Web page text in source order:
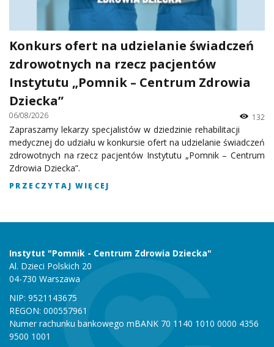
Konkurs ofert na udzielanie świadczeń
zdrowotnych na rzecz pacjentów
Instytutu „Pomnik – Centrum Zdrowia
Dziecka”
06/08/2026 132
Zapraszamy lekarzy specjalistów w dziedzinie rehabilitacji
medycznej do udziału w konkursie ofert na udzielanie świadczeń
zdrowotnych na rzecz pacjentów Instytutu „Pomnik – Centrum
Zdrowia Dziecka”.
PRZECZYTAJ WIĘCEJ
Instytut "Pomnik - Centrum Zdrowia Dziecka"
Al. Dzieci Polskich 20
04-730 Warszawa
NIP: 9521143675
REGON: 000557961
Numer rachunku bankowego mBANK 70 1140 1010 0000 4356
9500 1001